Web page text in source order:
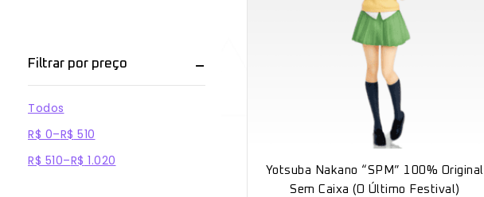
Yotsuba Nakano “SPM” 100% Original
Sem Caixa (O Último Festival)
Filtrar por preço
Todos
R$ 0–R$ 510
R$ 510–R$ 1.020